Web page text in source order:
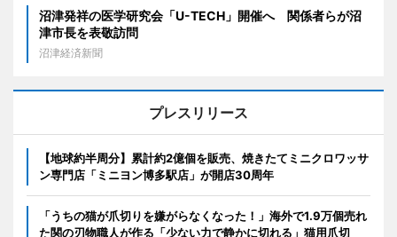
沼津発祥の医学研究会「U-TECH」開催へ 関係者らが沼
津市長を表敬訪問
沼津経済新聞
プレスリリース
【地球約半周分】累計約2億個を販売、焼きたてミニクロワッサ
ン専門店「ミニヨン博多駅店」が開店30周年
「うちの猫が爪切りを嫌がらなくなった！」海外で1.9万個売れ
た関の刃物職人が作る「少ない力で静かに切れる」猫用爪切